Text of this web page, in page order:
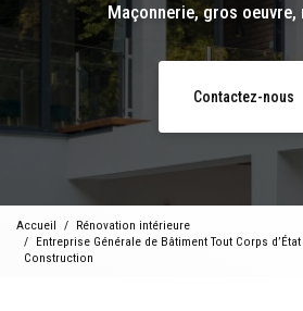
Maçonnerie, gros oeuvre,
Contactez-nous
Accueil
Rénovation intérieure
Entreprise Générale de Bâtiment Tout Corps
Construction